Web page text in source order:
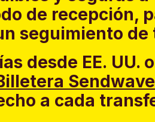
de recepción,
seguimiento de
desde EE. UU.
Sendwave
a cada